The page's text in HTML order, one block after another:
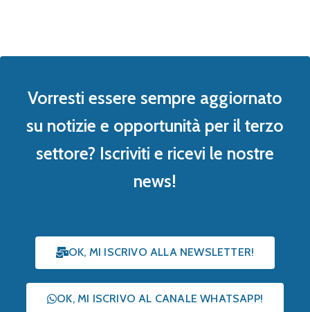
Vorresti essere sempre aggiornato
su notizie e opportunità per il terzo
settore? Iscriviti e ricevi le nostre
news!
OK, MI ISCRIVO ALLA NEWSLETTER!
OK, MI ISCRIVO AL CANALE WHATSAPP!